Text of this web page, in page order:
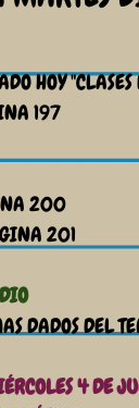
HOY
197
200
201
DADOS DEL
4 DE